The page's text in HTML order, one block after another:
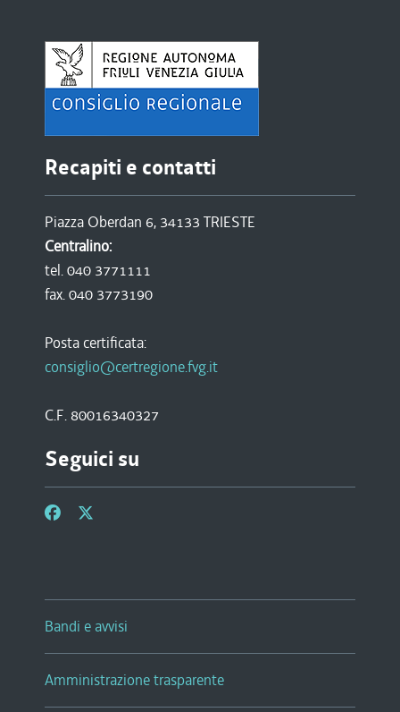
Recapiti e contatti
Piazza Oberdan 6, 34133 TRIESTE
Centralino:
tel. 040 3771111
fax. 040 3773190
Posta certificata:
consiglio@certregione.fvg.it
C.F. 80016340327
Seguici su
Bandi e avvisi
Amministrazione trasparente